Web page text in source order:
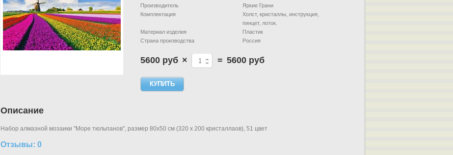
Производитель
Яркие Грани
Комплектация
Холст, кристаллы, инструкция,
пинцет, лоток.
Материал изделия
Пластик
Страна производства
Россия
5600 руб × = 5600 руб
Описание
Набор алмазной мозаики "Море тюльпанов", размер 80х50 см (320 х 200 кристаллаов), 51 цвет
Отзывы: 0